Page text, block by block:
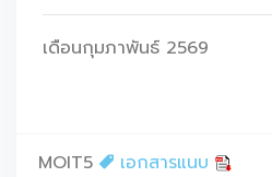
เดือนกุมภาพันธ์ 2569
MOIT5
เอกสารแนบ